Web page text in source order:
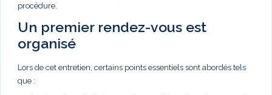
procédure.
Un premier rendez-vous est
organisé
Lors de cet entretien, certains points essentiels sont abordés tels
que :